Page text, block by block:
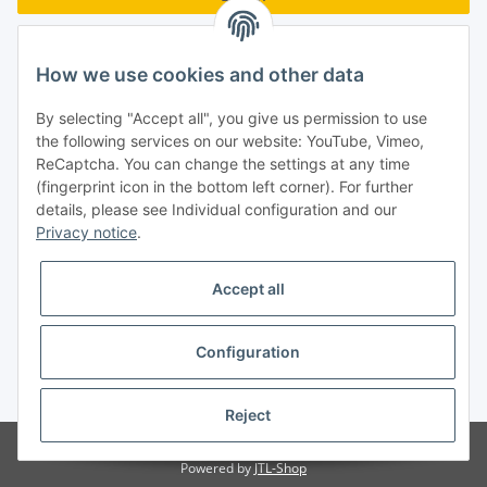
New to our online shop?Register now!
Turboloch GmbH
Almenweg 27
67256 Weisenheim am Sand
Impressum
* All prices incl. VAT, plusshipping fees
© Turboloch GmbH
Powered byJTL-Shop
How we use cookies and other data
By selecting "Accept all", you give us permission to use
the following services on our website: YouTube, Vimeo,
ReCaptcha. You can change the settings at any time
(fingerprint icon in the bottom left corner). For further
details, please see Individual configuration and our
Privacy notice.
Accept all
Configuration
Reject